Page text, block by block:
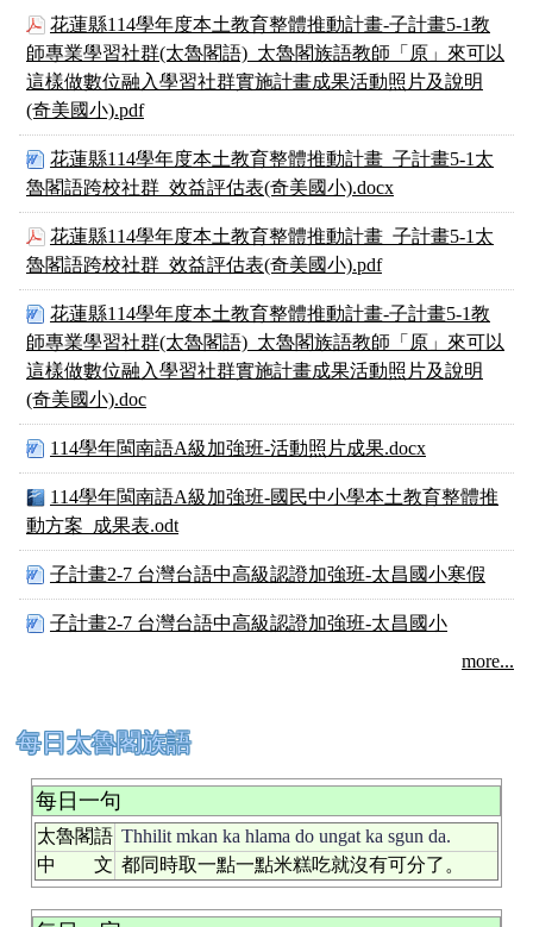
花蓮縣114學年度本土教育整體推動計畫-子計畫5-1教
師專業學習社群(太魯閣語)_太魯閣族語教師「原」來可以
這樣做數位融入學習社群實施計畫成果活動照片及說明
(奇美國小).pdf
花蓮縣114學年度本土教育整體推動計畫_子計畫5-1太
魯閣語跨校社群_效益評估表(奇美國小).docx
花蓮縣114學年度本土教育整體推動計畫_子計畫5-1太
魯閣語跨校社群_效益評估表(奇美國小).pdf
花蓮縣114學年度本土教育整體推動計畫-子計畫5-1教
師專業學習社群(太魯閣語)_太魯閣族語教師「原」來可以
這樣做數位融入學習社群實施計畫成果活動照片及說明
(奇美國小).doc
114學年閩南語A級加強班-活動照片成果.docx
114學年閩南語A級加強班-國民中小學本土教育整體推
動方案_成果表.odt
子計畫2-7 台灣台語中高級認證加強班-太昌國小寒假
子計畫2-7 台灣台語中高級認證加強班-太昌國小
more...
下中右區域內容
每日太魯閣族語